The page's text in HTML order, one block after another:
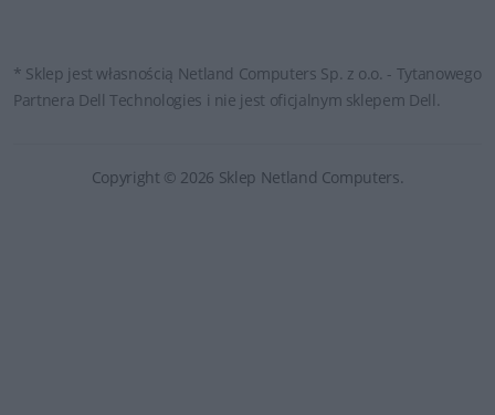
* Sklep jest własnością Netland Computers Sp. z o.o. - Tytanowego
Partnera Dell Technologies i nie jest oficjalnym sklepem Dell.
Copyright © 2026 Sklep Netland Computers.